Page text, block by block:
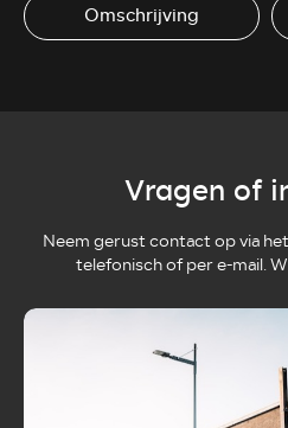
Omschrijving
Vragen of
Neem gerust contact op via
telefonisch of per e-mail.